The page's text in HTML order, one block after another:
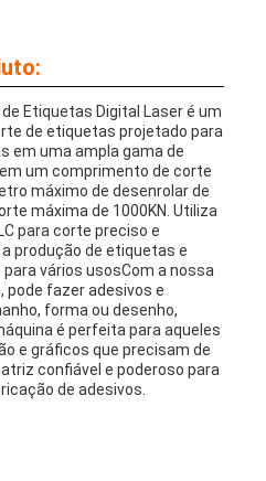
Etiquetas Digital Laser é um
de etiquetas projetado para
em uma ampla gama de
um comprimento de corte
máximo de desenrolar de
máxima de 1000KN. Utiliza
para corte preciso e
produção de etiquetas e
vários usosCom a nossa
pode fazer adesivos e
forma ou desenho,
é perfeita para aqueles
e gráficos que precisam de
confiável e poderoso para
de adesivos.